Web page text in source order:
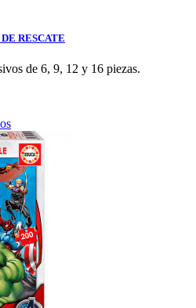
RESCATE
de 6, 9, 12 y 16 piezas.